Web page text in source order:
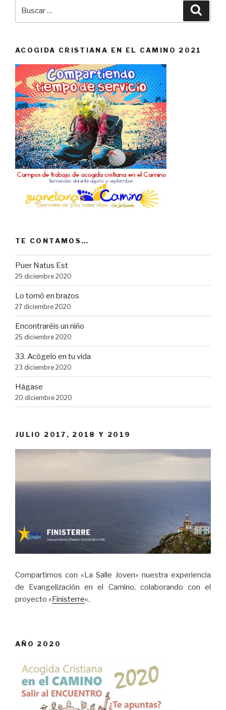
ACOGIDA CRISTIANA EN EL CAMINO 2021
TE CONTAMOS…
Puer Natus Est
29 diciembre 2020
Lo tomó en brazos
27 diciembre 2020
Encontraréis un niño
25 diciembre 2020
33. Acógelo en tu vida
23 diciembre 2020
Hágase
20 diciembre 2020
JULIO 2017, 2018 Y 2019
Compartimos con «La Salle Joven» nuestra experiencia
de Evangelización en el Camino, colaborando con el
proyecto «Finisterre«.
AÑO 2020